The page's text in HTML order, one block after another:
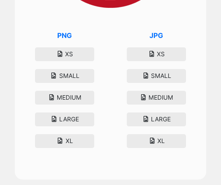
PNG
XS
SMALL
MEDIUM
LARGE
XL
JPG
XS
SMALL
MEDIUM
LARGE
XL